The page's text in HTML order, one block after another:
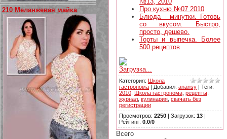
210 Меланжевая майка
Про кухню №07 2010
Блюда - минутки. Готовь
со вкусом. Быстро,
просто, дешево.
Торты и выпечка. Более
500 рецептов
Загрузка...
Категория: Школа
гастронома | Добавил: anansy | Теги:
2010 Школа гастронома рецепты
журнал кулинария скачать без
регистрации
Просмотров: 2250 | Загрузок: 13 |
Рейтинг: 0.0/0
Всего